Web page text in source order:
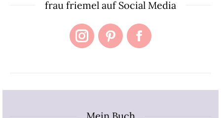
frau friemel auf Social Media
Instagram
PinterestFacebook